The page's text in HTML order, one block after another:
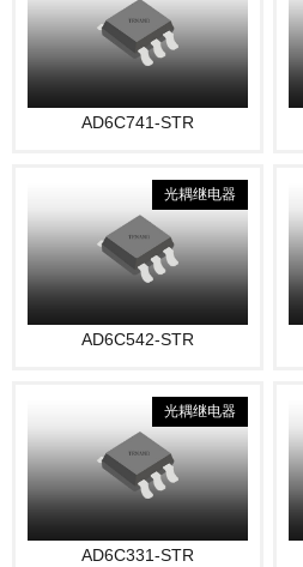
AD6C741-STR
光耦继电器
AD6C542-STR
光耦继电器
AD6C331-STR